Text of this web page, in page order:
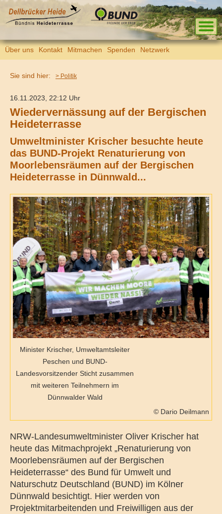
Über uns Kontakt Mitmachen Spenden Netzwerk
Sie sind hier: > Politik
16.11.2023, 22:12 Uhr
Wiedervernässung auf der Bergischen
Heideterrasse
Umweltminister Krischer besuchte heute
das BUND-Projekt Renaturierung von
Moorlebensräumen auf der Bergischen
Heideterrasse in Dünnwald...
Minister Krischer, Umweltamtsleiter
Peschen und BUND-
Landesvorsitzender Sticht zusammen
mit weiteren Teilnehmern im
Dünnwalder Wald
© Dario Deilmann
NRW-Landesumweltminister Oliver Krischer hat
heute das Mitmachprojekt „Renaturierung von
Moorlebensräumen auf der Bergischen
Heideterrasse“ des Bund für Umwelt und
Naturschutz Deutschland (BUND) im Kölner
Dünnwald besichtigt. Hier werden von
Projektmitarbeitenden und Freiwilligen aus der